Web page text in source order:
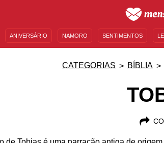
ANIVERSÁRIO NAMORO SENTIMENTOS
CATEGORIAS BÍBLIA